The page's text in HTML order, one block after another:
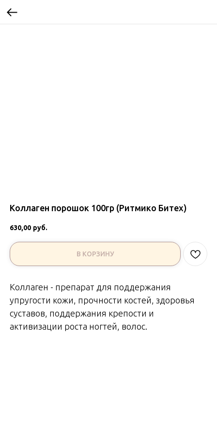
Коллаген порошок 100гр (Ритмико Битех)
630,00 руб.
В КОРЗИНУ
Коллаген - препарат для поддержания
упругости кожи, прочности костей, здоровья
суставов, поддержания крепости и
активизации роста ногтей, волос.